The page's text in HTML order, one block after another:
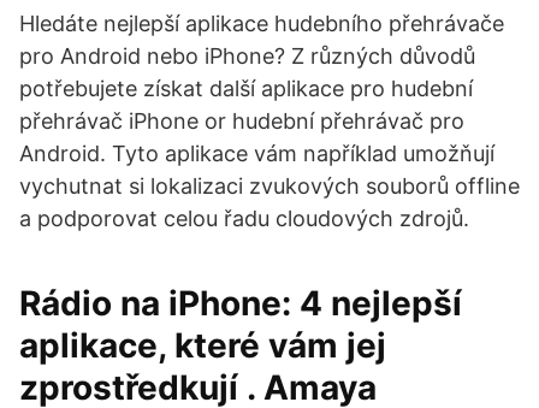
Hledáte nejlepší aplikace hudebního přehrávače
pro Android nebo iPhone? Z různých důvodů
potřebujete získat další aplikace pro hudební
přehrávač iPhone or hudební přehrávač pro
Android. Tyto aplikace vám například umožňují
vychutnat si lokalizaci zvukových souborů offline
a podporovat celou řadu cloudových zdrojů.
Rádio na iPhone: 4 nejlepší
aplikace, které vám jej
zprostředkují . Amaya